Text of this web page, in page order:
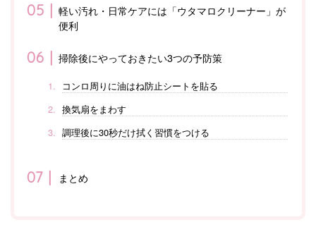
軽い汚れ・日常ケアには「ウタマロクリーナー」が
便利
掃除後にやっておきたい3つの予防策
コンロ周りに油はね防止シートを貼る
換気扇をまわす
調理後に30秒だけ拭く習慣をつける
まとめ